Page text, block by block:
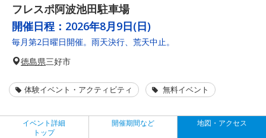
フレスポ阿波池田駐車場
開催日程： 2026年8月9日(日)
毎月第2日曜日開催。雨天決行、荒天中止。
徳島県三好市
体験イベント・アクティビティ 無料イベント
イベント詳細
トップ
開催期間など 地図・アクセス